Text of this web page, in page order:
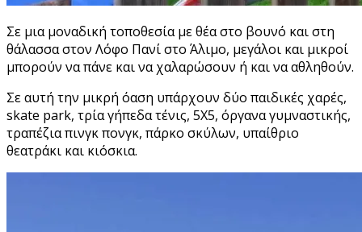
Σε μια μοναδική τοποθεσία με θέα στο βουνό και στη
θάλασσα στον Λόφο Πανί στο Άλιμο, μεγάλοι και μικροί
μπορούν να πάνε και να χαλαρώσουν ή και να αθληθούν.
Σε αυτή την μικρή όαση υπάρχουν δύο παιδικές χαρές,
skate park, τρία γήπεδα τένις, 5Χ5, όργανα γυμναστικής,
τραπέζια πινγκ πονγκ, πάρκο σκύλων, υπαίθριο
θεατράκι και κιόσκια.